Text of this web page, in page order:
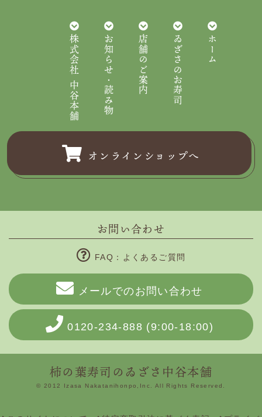
ホーム
ゐざさのお寿司
店舗のご案内
お知らせ・読み物
株式会社 中谷本舗
オンラインショップへ
お問い合わせ
FAQ：よくあるご質問
メールでのお問い合わせ
0120-234-888 (9:00-18:00)
柿の葉寿司のゐざさ中谷本舗
© 2012 Izasa Nakatanihonpo,Inc. All Rights Reserved.